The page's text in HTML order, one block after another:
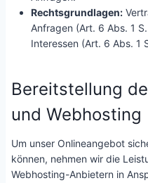
Rechtsgrundlagen:
Anfragen (Art. 6 Abs. 1
Interessen (Art. 6 Abs. 1
Bereitstellung
und Webhosting
Um unser Onlineangebot
können, nehmen wir die
Webhosting-Anbietern in